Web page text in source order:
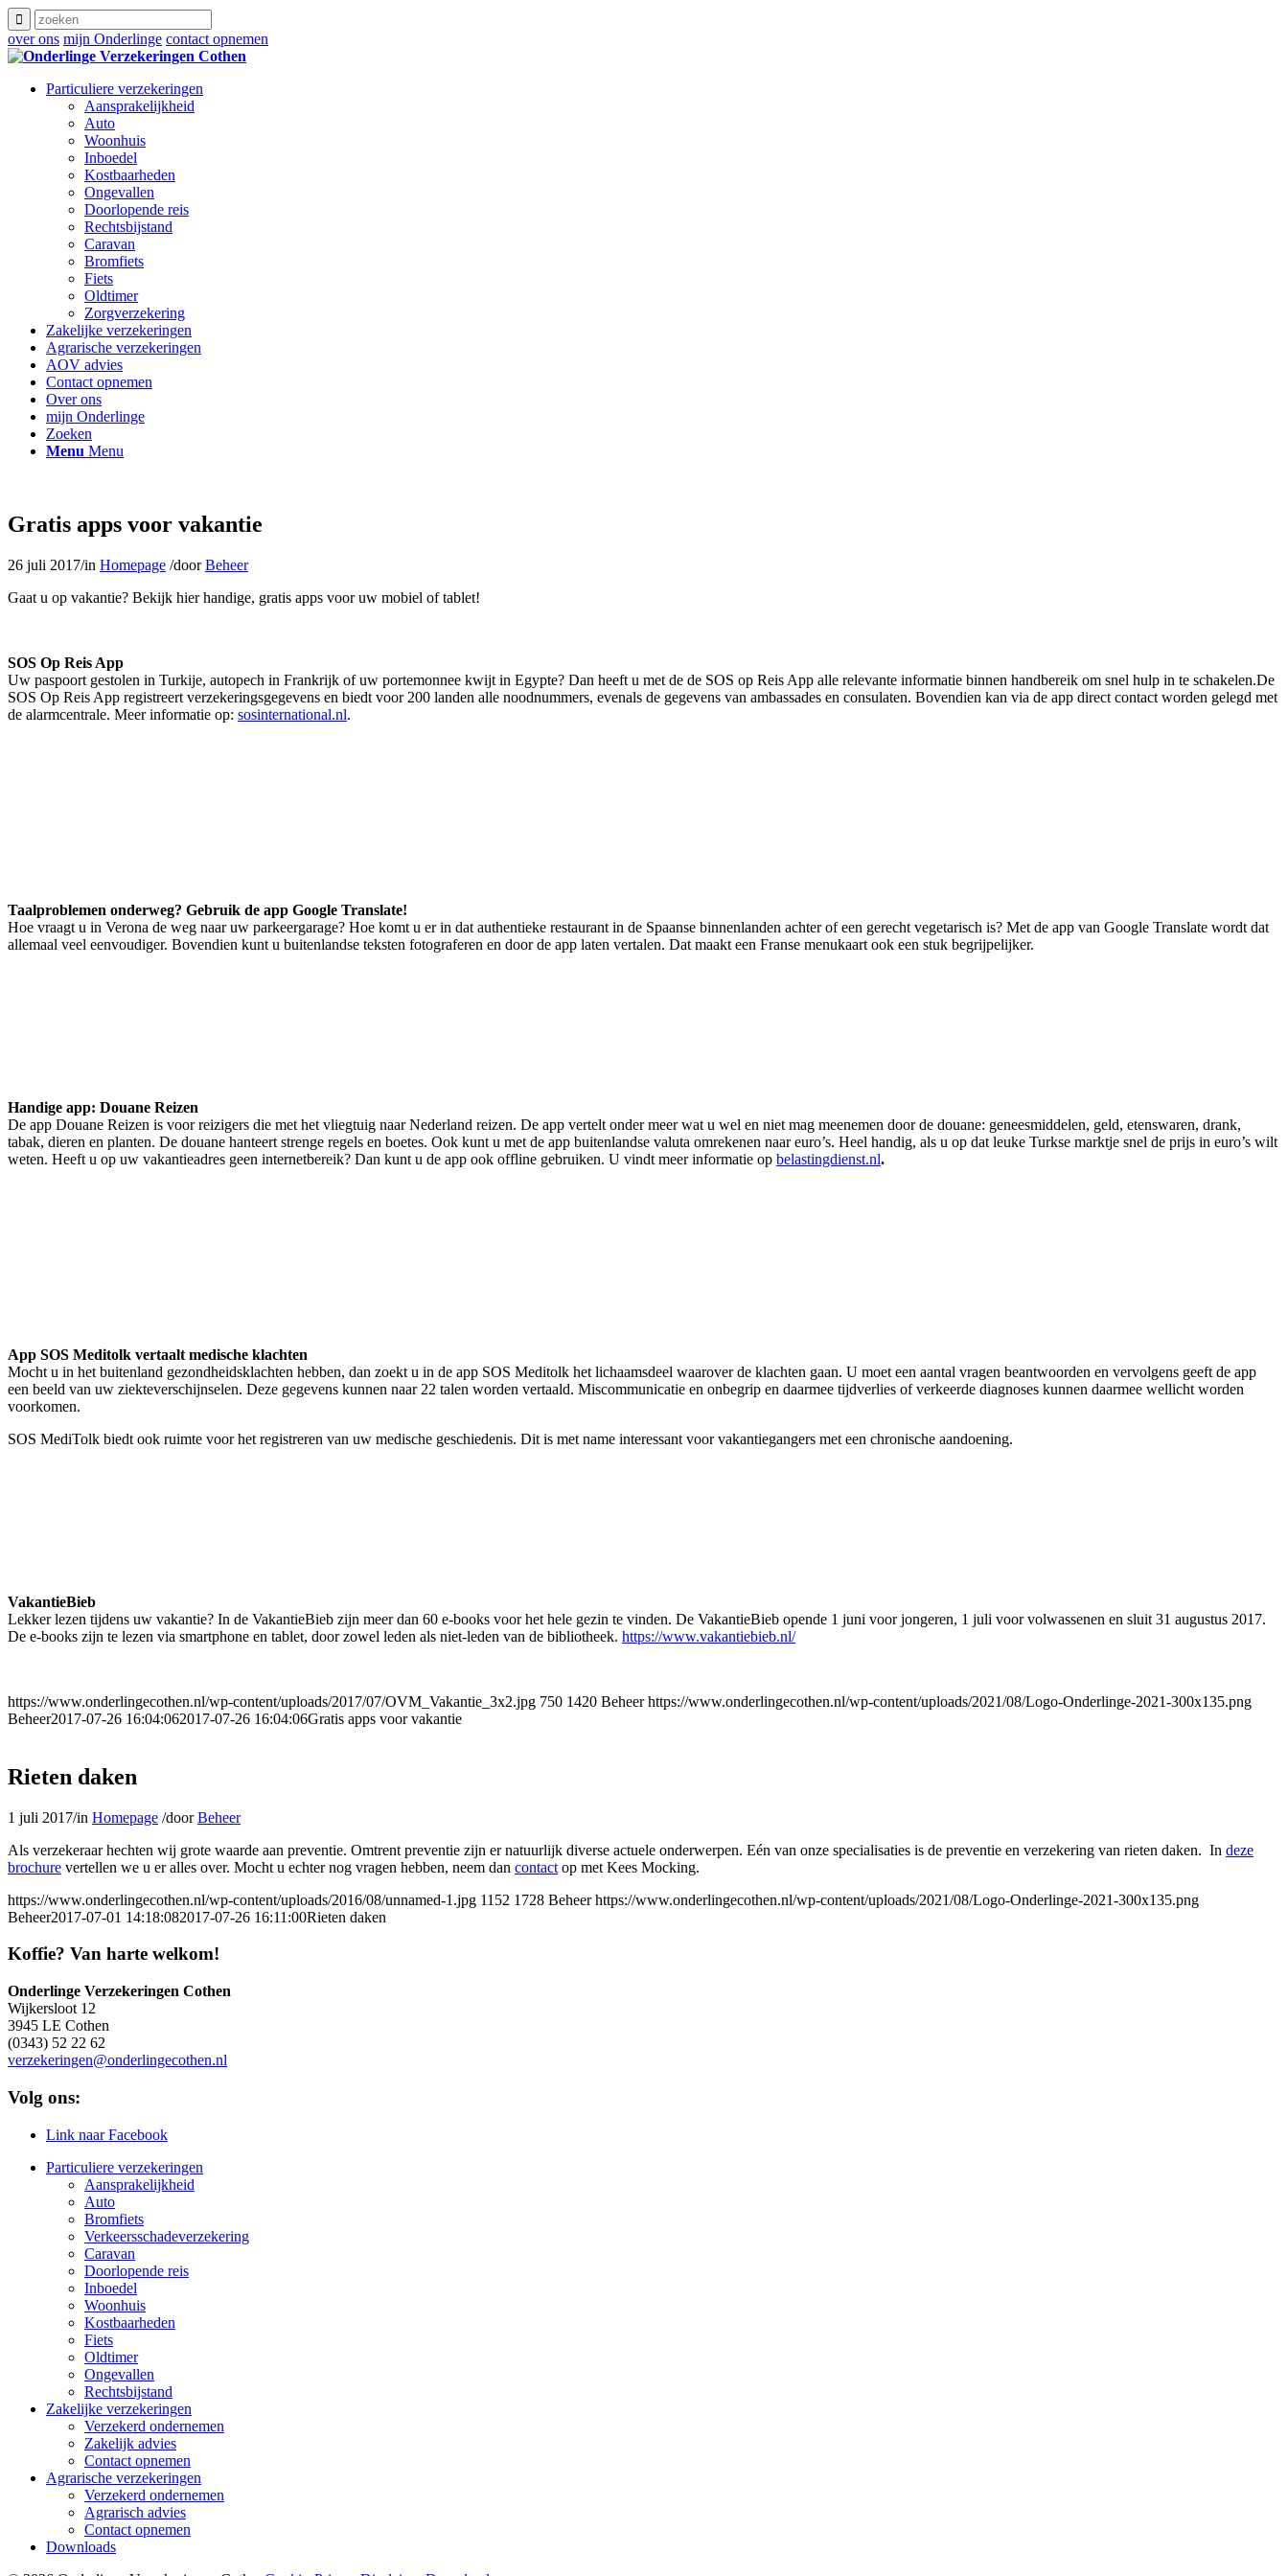
over ons mijn Onderlinge contact opnemen
Particuliere verzekeringen
Aansprakelijkheid
Auto
Woonhuis
Inboedel
Kostbaarheden
Ongevallen
Doorlopende reis
Rechtsbijstand
Caravan
Bromfiets
Fiets
Oldtimer
Zorgverzekering
Zakelijke verzekeringen
Agrarische verzekeringen
AOV advies
Contact opnemen
Over ons
mijn Onderlinge
Zoeken
Menu Menu
Gratis apps voor vakantie
26 juli 2017/in Homepage /doorBeheer
Gaat u op vakantie? Bekijk hier handige, gratis apps voor uw mobiel of tablet!
SOS Op Reis App
Uw paspoort gestolen in Turkije, autopech in Frankrijk of uw portemonnee kwijt in Egypte? Dan heeft u met de de SOS op Reis App alle relevante informatie binnen handbereik om snel hulp in te schakelen.De
SOS Op Reis App registreert verzekeringsgegevens en biedt voor 200 landen alle noodnummers, evenals de gegevens van ambassades en consulaten. Bovendien kan via de app direct contact worden gelegd met
de alarmcentrale. Meer informatie op: sosinternational.nl.
Taalproblemen onderweg? Gebruik de app Google Translate!
Hoe vraagt u in Verona de weg naar uw parkeergarage? Hoe komt u er in dat authentieke restaurant in de Spaanse binnenlanden achter of een gerecht vegetarisch is? Met de app van Google Translate wordt dat
allemaal veel eenvoudiger. Bovendien kunt u buitenlandse teksten fotograferen en door de app laten vertalen. Dat maakt een Franse menukaart ook een stuk begrijpelijker.
Handige app: Douane Reizen
De app Douane Reizen is voor reizigers die met het vliegtuig naar Nederland reizen. De app vertelt onder meer wat u wel en niet mag meenemen door de douane: geneesmiddelen, geld, etenswaren, drank,
tabak, dieren en planten. De douane hanteert strenge regels en boetes. Ook kunt u met de app buitenlandse valuta omrekenen naar euro’s. Heel handig, als u op dat leuke Turkse marktje snel de prijs in euro’s wilt
weten. Heeft u op uw vakantieadres geen internetbereik? Dan kunt u de app ook offline gebruiken. U vindt meer informatie op belastingdienst.nl.
App SOS Meditolk vertaalt medische klachten
Mocht u in het buitenland gezondheidsklachten hebben, dan zoekt u in de app SOS Meditolk het lichaamsdeel waarover de klachten gaan. U moet een aantal vragen beantwoorden en vervolgens geeft de app
een beeld van uw ziekteverschijnselen. Deze gegevens kunnen naar 22 talen worden vertaald. Miscommunicatie en onbegrip en daarmee tijdverlies of verkeerde diagnoses kunnen daarmee wellicht worden
voorkomen.
SOS MediTolk biedt ook ruimte voor het registreren van uw medische geschiedenis. Dit is met name interessant voor vakantiegangers met een chronische aandoening.
VakantieBieb
Lekker lezen tijdens uw vakantie? In de VakantieBieb zijn meer dan 60 e-books voor het hele gezin te vinden. De VakantieBieb opende 1 juni voor jongeren, 1 juli voor volwassenen en sluit 31 augustus 2017.
De e-books zijn te lezen via smartphone en tablet, door zowel leden als niet-leden van de bibliotheek. https://www.vakantiebieb.nl/
https://www.onderlingecothen.nl/wp-content/uploads/2017/07/OVM_Vakantie_3x2.jpg 750 1420 Beheer https://www.onderlingecothen.nl/wp-content/uploads/2021/08/Logo-Onderlinge-2021-300x135.png
Beheer2017-07-26 16:04:062017-07-26 16:04:06Gratis apps voor vakantie
Rieten daken
1 juli 2017/in Homepage /doorBeheer
Als verzekeraar hechten wij grote waarde aan preventie. Omtrent preventie zijn er natuurlijk diverse actuele onderwerpen. Eén van onze specialisaties is de preventie en verzekering van rieten daken. In deze
brochure vertellen we u er alles over. Mocht u echter nog vragen hebben, neem dan contact op met Kees Mocking.
https://www.onderlingecothen.nl/wp-content/uploads/2016/08/unnamed-1.jpg 1152 1728 Beheer https://www.onderlingecothen.nl/wp-content/uploads/2021/08/Logo-Onderlinge-2021-300x135.png
Beheer2017-07-01 14:18:082017-07-26 16:11:00Rieten daken
Koffie? Van harte welkom!
Onderlinge Verzekeringen Cothen
Wijkersloot 12
3945 LE Cothen
(0343) 52 22 62
verzekeringen@onderlingecothen.nl
Volg ons:
Link naar Facebook
Particuliere verzekeringen
Aansprakelijkheid
Auto
Bromfiets
Verkeersschadeverzekering
Caravan
Doorlopende reis
Inboedel
Woonhuis
Kostbaarheden
Fiets
Oldtimer
Ongevallen
Rechtsbijstand
Zakelijke verzekeringen
Verzekerd ondernemen
Zakelijk advies
Contact opnemen
Agrarische verzekeringen
Verzekerd ondernemen
Agrarisch advies
Contact opnemen
Downloads